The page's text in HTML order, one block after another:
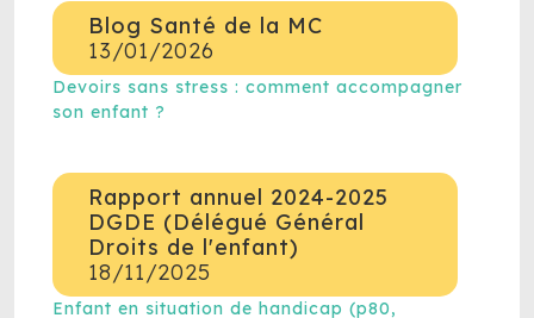
Blog Santé de la MC
13/01/2026
Devoirs sans stress : comment accompagner
son enfant ?
Rapport annuel 2024-2025
DGDE (Délégué Général
Droits de l'enfant)
18/11/2025
Enfant en situation de handicap (p80,